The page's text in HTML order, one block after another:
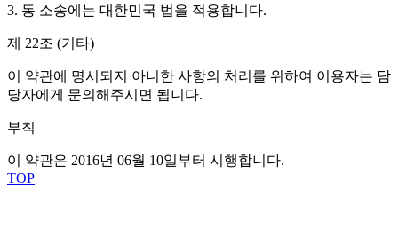
3. 동 소송에는 대한민국 법을 적용합니다.
제 22조 (기타)
이 약관에 명시되지 아니한 사항의 처리를 위하여 이용자는 담
당자에게 문의해주시면 됩니다.
부칙
이 약관은 2016년 06월 10일부터 시행합니다.
TOP